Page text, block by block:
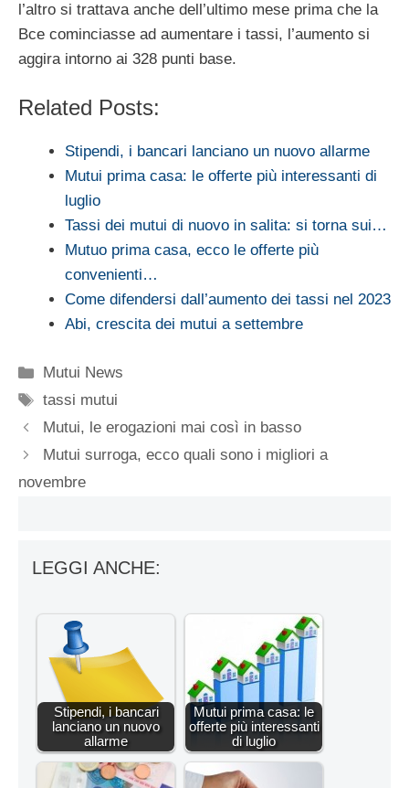
l’altro si trattava anche dell’ultimo mese prima che la
Bce cominciasse ad aumentare i tassi, l’aumento si
aggira intorno ai 328 punti base.
Related Posts:
Stipendi, i bancari lanciano un nuovo allarme
Mutui prima casa: le offerte più interessanti di
luglio
Tassi dei mutui di nuovo in salita: si torna sui…
Mutuo prima casa, ecco le offerte più
convenienti…
Come difendersi dall’aumento dei tassi nel 2023
Abi, crescita dei mutui a settembre
Categorie
Mutui News
Tag
tassi mutui
Mutui, le erogazioni mai così in basso
Mutui surroga, ecco quali sono i migliori a
novembre
LEGGI ANCHE:
Stipendi, i bancari
lanciano un nuovo
allarme
Mutui prima casa: le
offerte più interessanti
di luglio